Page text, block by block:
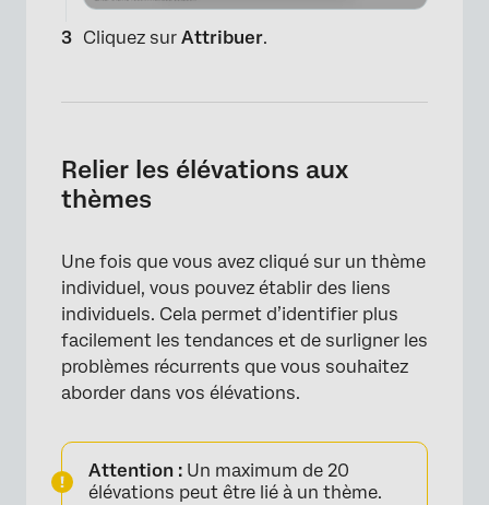
×
Cliquez sur Attribuer.
Relier les élévations aux
thèmes
Une fois que vous avez cliqué sur un thème
individuel, vous pouvez établir des liens
individuels. Cela permet d’identifier plus
facilement les tendances et de surligner les
problèmes récurrents que vous souhaitez
aborder dans vos élévations.
Attention : Un maximum de 20
élévations peut être lié à un thème.